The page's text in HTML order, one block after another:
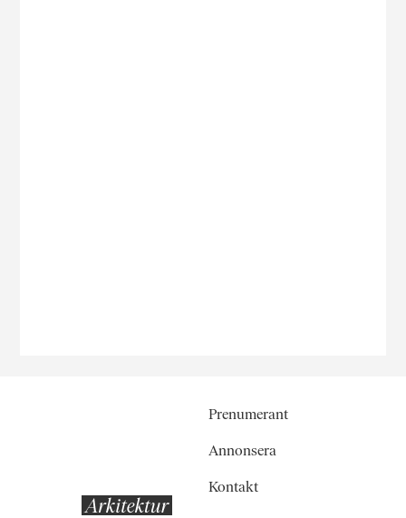
Prenumerant
Annonsera
Kontakt